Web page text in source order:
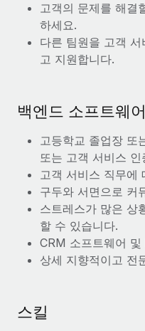
복리후생
손쉬운 직원 복리후생 관리
블로그
Remote 제품 관련 소
장 적합 사람을 찾아 채용 및
자세히 알아보기
Shootsta가 Remote
채용을 확장한 방법
비디오 콘텐츠를 활용한 마
에게는 흥미롭고 전문적인
자세히 알아보기
고객의 문제를 해결
하세요.
다른 팀원을 고객
고 지원합니다.
백엔드 소프트웨
고등학교 졸업장 또
또는 고객 서비스
고객 서비스 직무에
구두와 서면으로 커
스트레스가 많은 상
할 수 있습니다.
CRM 소프트웨어
상세 지향적이고 전
스킬